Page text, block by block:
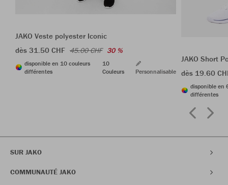
JAKO Veste polyester Iconic
dès 31.50 CHF 45.00 CHF 30 %
disponible en 10 couleurs
différentes
10
Couleurs
Personnalisable
JAKO Short
dès 19.60
disponible en
différentes
SUR JAKO
COMMUNAUTÉ JAKO